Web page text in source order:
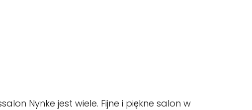
Nynke jest wiele. Fijne i piękne salon w